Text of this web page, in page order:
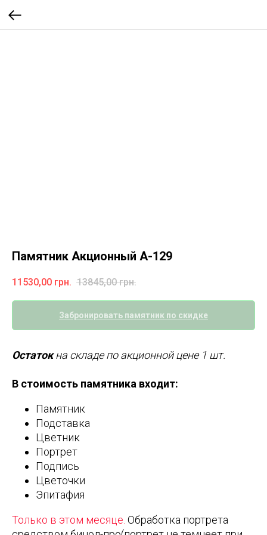
Памятник Акционный А-129
11530,00 грн. 13845,00 грн.
Забронировать памятник по скидке
Остатокна складе по акционной цене 1 шт.
В стоимость памятника входит:
Памятник
Подставка
Цветник
Портрет
Подпись
Цветочки
Эпитафия
Только в этом месяце. Обработка портрета